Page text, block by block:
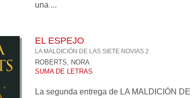
una ...
EL ESPEJO
LA MALDICIÓN DE LAS SIETE NOVIAS 2
ROBERTS, NORA
SUMA DE LETRAS
La segunda entrega de LA MALDICIÓN